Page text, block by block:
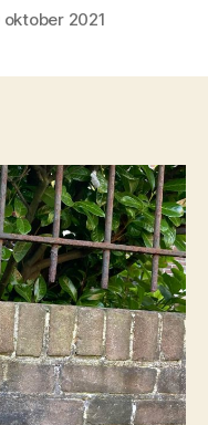
oktober 2021